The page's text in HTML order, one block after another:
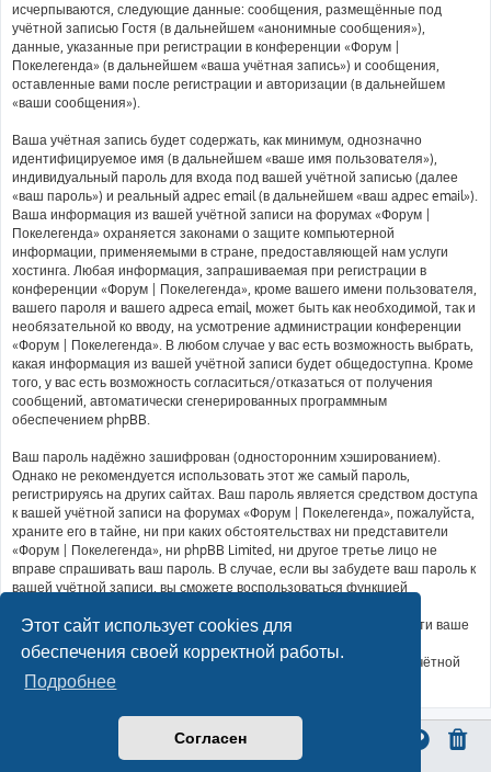
Этот сайт использует cookies для
обеспечения своей корректной работы.
Подробнее
Согласен
исчерпываются, следующие данные: сообщения, размещённые под
учётной записью Гостя (в дальнейшем «анонимные сообщения»),
данные, указанные при регистрации в конференции «Форум |
Покелегенда» (в дальнейшем «ваша учётная запись») и сообщения,
оставленные вами после регистрации и авторизации (в дальнейшем
«ваши сообщения»).
Ваша учётная запись будет содержать, как минимум, однозначно
идентифицируемое имя (в дальнейшем «ваше имя пользователя»),
индивидуальный пароль для входа под вашей учётной записью (далее
«ваш пароль») и реальный адрес email (в дальнейшем «ваш адрес email»).
Ваша информация из вашей учётной записи на форумах «Форум |
Покелегенда» охраняется законами о защите компьютерной
информации, применяемыми в стране, предоставляющей нам услуги
хостинга. Любая информация, запрашиваемая при регистрации в
конференции «Форум | Покелегенда», кроме вашего имени пользователя,
вашего пароля и вашего адреса email, может быть как необходимой, так и
необязательной ко вводу, на усмотрение администрации конференции
«Форум | Покелегенда». В любом случае у вас есть возможность выбрать,
какая информация из вашей учётной записи будет общедоступна. Кроме
того, у вас есть возможность согласиться/отказаться от получения
сообщений, автоматически сгенерированных программным
обеспечением phpBB.
Ваш пароль надёжно зашифрован (односторонним хэшированием).
Однако не рекомендуется использовать этот же самый пароль,
регистрируясь на других сайтах. Ваш пароль является средством доступа
к вашей учётной записи на форумах «Форум | Покелегенда», пожалуйста,
храните его в тайне, ни при каких обстоятельствах ни представители
«Форум | Покелегенда», ни phpBB Limited, ни другое третье лицо не
вправе спрашивать ваш пароль. В случае, если вы забудете ваш пароль к
вашей учётной записи, вы сможете воспользоваться функцией
программным обеспечением phpBB. Вам будет необходимо ввести ваше
имя пользователя и ваш адрес email, после чего программное
обеспечение phpBB сгенерирует вам новый пароль для вашей учётной
записи.